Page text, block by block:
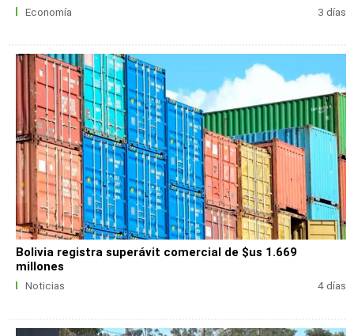
Economía 3 días
Bolivia registra superávit comercial de $us 1.669
millones
Noticias 4 días